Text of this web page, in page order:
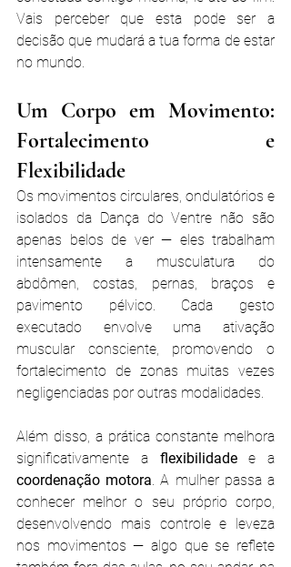
Vais perceber que esta pode ser a
decisão que mudará a tua forma de estar
no mundo.
Um Corpo em Movimento:
Fortalecimento e
Flexibilidade
Os movimentos circulares, ondulatórios e
isolados da Dança do Ventre não são
apenas belos de ver — eles trabalham
intensamente a musculatura do
abdômen, costas, pernas, braços e
pavimento pélvico. Cada gesto
executado envolve uma ativação
muscular consciente, promovendo o
fortalecimento de zonas muitas vezes
negligenciadas por outras modalidades.
Além disso, a prática constante melhora
significativamente a flexibilidade
coordenação motora. A mulher passa a
conhecer melhor o seu próprio corpo,
desenvolvendo mais controle e leveza
nos movimentos — algo que se reflete